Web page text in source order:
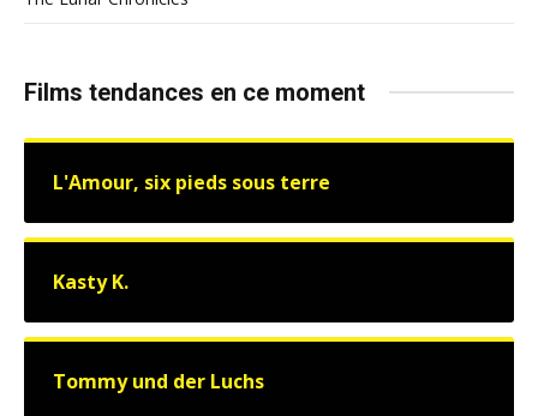
Films tendances en ce moment
L'Amour, six pieds sous terre
Kasty K.
Tommy und der Luchs